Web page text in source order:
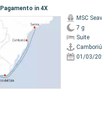
Pagamento in 4X
MSC
7 g
Suite
Camboriú
01/03/